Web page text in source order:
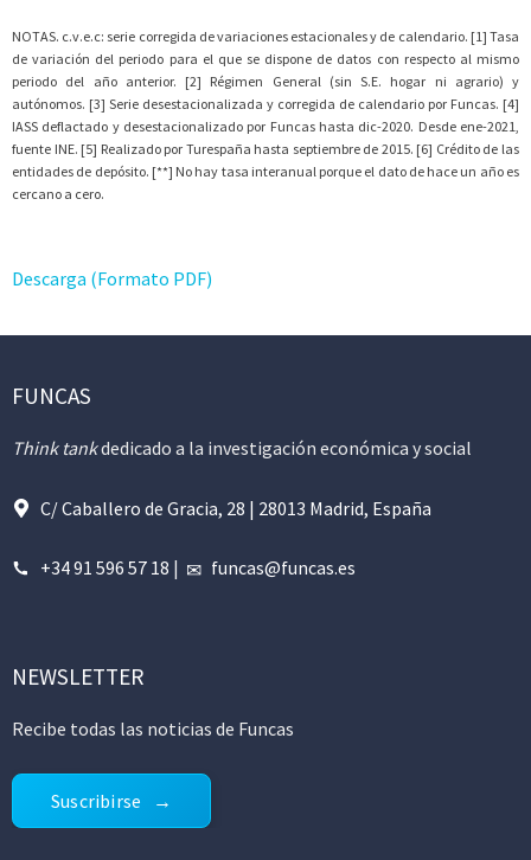
NOTAS. c.v.e.c: serie corregida de variaciones estacionales y de calendario. [1] Tasa
de variación del periodo para el que se dispone de datos con respecto al mismo
periodo del año anterior. [2] Régimen General (sin S.E. hogar ni agrario) y
autónomos. [3] Serie desestacionalizada y corregida de calendario por Funcas. [4]
IASS deflactado y desestacionalizado por Funcas hasta dic-2020. Desde ene-2021,
fuente INE. [5] Realizado por Turespaña hasta septiembre de 2015. [6] Crédito de las
entidades de depósito. [**] No hay tasa interanual porque el dato de hace un año es
cercano a cero.
Descarga (Formato PDF)
FUNCAS
Think tankdedicado a la investigación económica y social
C/ Caballero de Gracia, 28 | 28013 Madrid, España
+34 91 596 57 18 | funcas@funcas.es
NEWSLETTER
Recibe todas las noticias de Funcas
Suscribirse